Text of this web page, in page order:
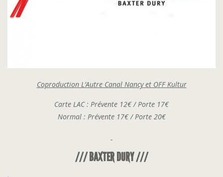
Coproduction L’Autre Canal Nancy et OFF Kultur
Carte LAC : Prévente 12€ / Porte 17€
Normal : Prévente 17€ / Porte 20€
/// BAXTER DURY ///